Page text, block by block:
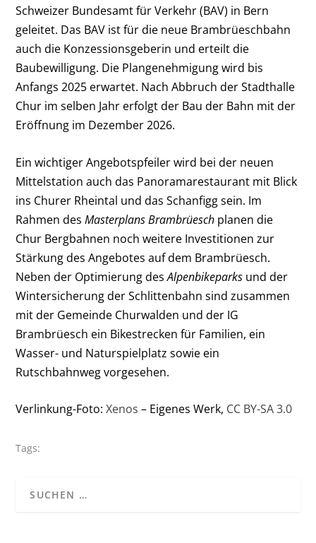
Schweizer Bundesamt für Verkehr (BAV) in Bern
geleitet. Das BAV ist für die neue Brambrüeschbahn
auch die Konzessionsgeberin und erteilt die
Baubewilligung. Die Plangenehmigung wird bis
Anfangs 2025 erwartet. Nach Abbruch der Stadthalle
Chur im selben Jahr erfolgt der Bau der Bahn mit der
Eröffnung im Dezember 2026.
Ein wichtiger Angebotspfeiler wird bei der neuen
Mittelstation auch das Panoramarestaurant mit Blick
ins Churer Rheintal und das Schanfigg sein. Im
Rahmen desMasterplans Brambrüesch planen die
Chur Bergbahnen noch weitere Investitionen zur
Stärkung des Angebotes auf dem Brambrüesch.
Neben der Optimierung desAlpenbikeparks und der
Wintersicherung der Schlittenbahn sind zusammen
mit der Gemeinde Churwalden und der IG
Brambrüesch ein Bikestrecken für Familien, ein
Wasser- und Naturspielplatz sowie ein
Rutschbahnweg vorgesehen.
Verlinkung-Foto:Xenos – Eigenes Werk, CC BY-SA 3.0
Tags: